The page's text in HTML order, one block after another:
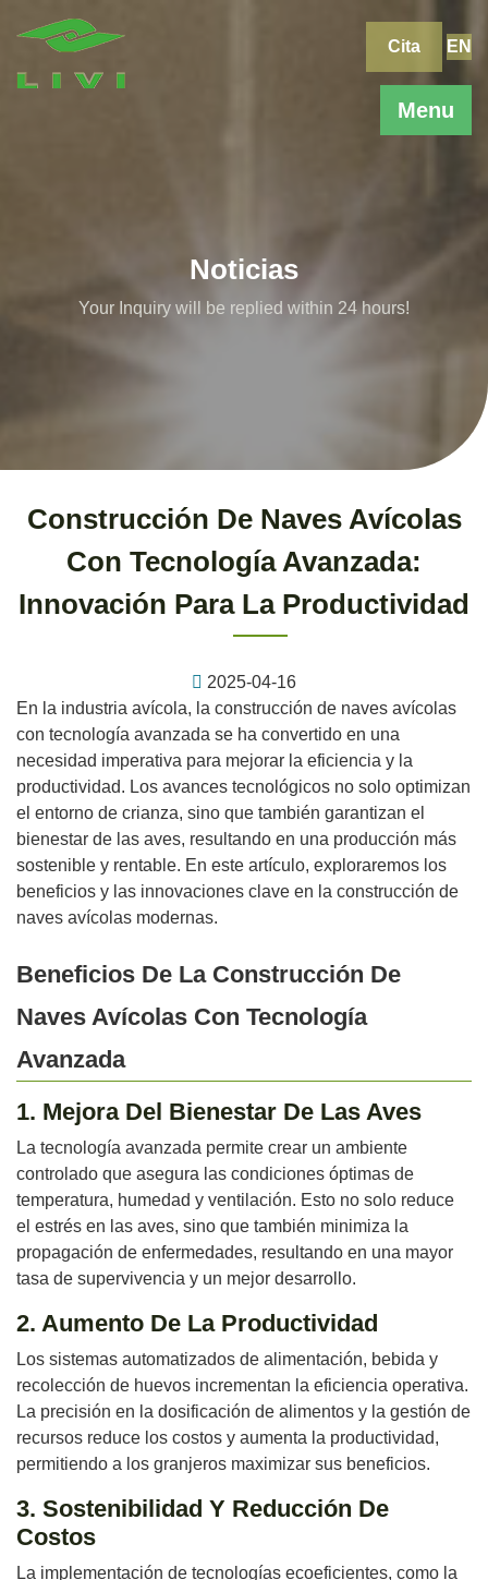
Menu
Cita EN
Noticias
Your Inquiry will be replied within 24 hours!
Construcción De Naves Avícolas
Con Tecnología Avanzada:
Innovación Para La Productividad
2025-04-16
En la industria avícola, la construcción de naves avícolas
con tecnología avanzada se ha convertido en una
necesidad imperativa para mejorar la eficiencia y la
productividad. Los avances tecnológicos no solo optimizan
el entorno de crianza, sino que también garantizan el
bienestar de las aves, resultando en una producción más
sostenible y rentable. En este artículo, exploraremos los
beneficios y las innovaciones clave en la construcción de
naves avícolas modernas.
Beneficios De La Construcción De
Naves Avícolas Con Tecnología
Avanzada
1. Mejora Del Bienestar De Las Aves
La tecnología avanzada permite crear un ambiente
controlado que asegura las condiciones óptimas de
temperatura, humedad y ventilación. Esto no solo reduce
el estrés en las aves, sino que también minimiza la
propagación de enfermedades, resultando en una mayor
tasa de supervivencia y un mejor desarrollo.
2. Aumento De La Productividad
Los sistemas automatizados de alimentación, bebida y
recolección de huevos incrementan la eficiencia operativa.
La precisión en la dosificación de alimentos y la gestión de
recursos reduce los costos y aumenta la productividad,
permitiendo a los granjeros maximizar sus beneficios.
3. Sostenibilidad Y Reducción De
Costos
La implementación de tecnologías ecoeficientes, como la